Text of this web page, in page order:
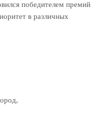
победителем премий
в различных